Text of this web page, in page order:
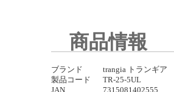
商品情報
ブランド
trangia トランギア
製品コード
TR-25-5UL
JAN
7315081402555